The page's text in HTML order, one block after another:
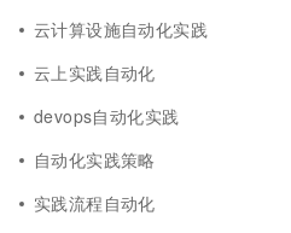
云计算设施自动化实践
云上实践自动化
devops自动化实践
自动化实践策略
实践流程自动化